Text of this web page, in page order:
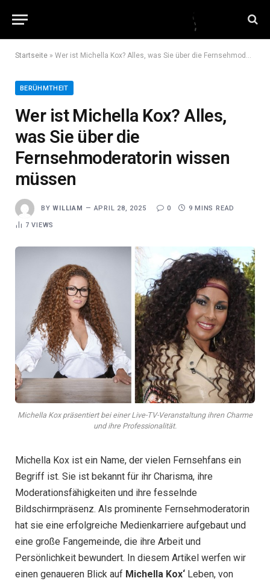
Startseite » Wer ist Michella Kox? Alles, was Sie über die Fernsehmoderatorin wissen müssen
BERÜHMTHEIT
Wer ist Michella Kox? Alles,
was Sie über die
Fernsehmoderatorin wissen
müssen
BY WILLIAM APRIL 28, 2025 0 9 MINS READ
7VIEWS
Michella Kox präsentiert bei einer Live-TV-Veranstaltung ihren Charme
und ihre Professionalität.
Michella Kox ist ein Name, der vielen Fernsehfans ein
Begriff ist. Sie ist bekannt für ihr Charisma, ihre
Moderationsfähigkeiten und ihre fesselnde
Bildschirmpräsenz. Als prominente Fernsehmoderatorin
hat sie eine erfolgreiche Medienkarriere aufgebaut und
eine große Fangemeinde, die ihre Arbeit und
Persönlichkeit bewundert. In diesem Artikel werfen wir
einen genaueren Blick auf Michella Kox‘ Leben, von